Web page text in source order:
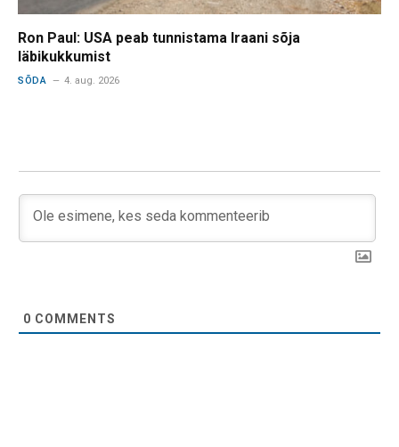
Ron Paul: USA peab tunnistama Iraani sõja
läbikukkumist
SÕDA 4. aug. 2026
0 COMMENTS